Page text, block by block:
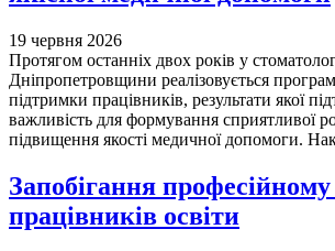
19 червня 2026
Протягом останніх двох років у
Дніпропетровщини реалізовується
підтримки працівників, результати якої
важливість для формування сприятливої
підвищення якості медичної допомоги.
Запобігання
працівників освіти